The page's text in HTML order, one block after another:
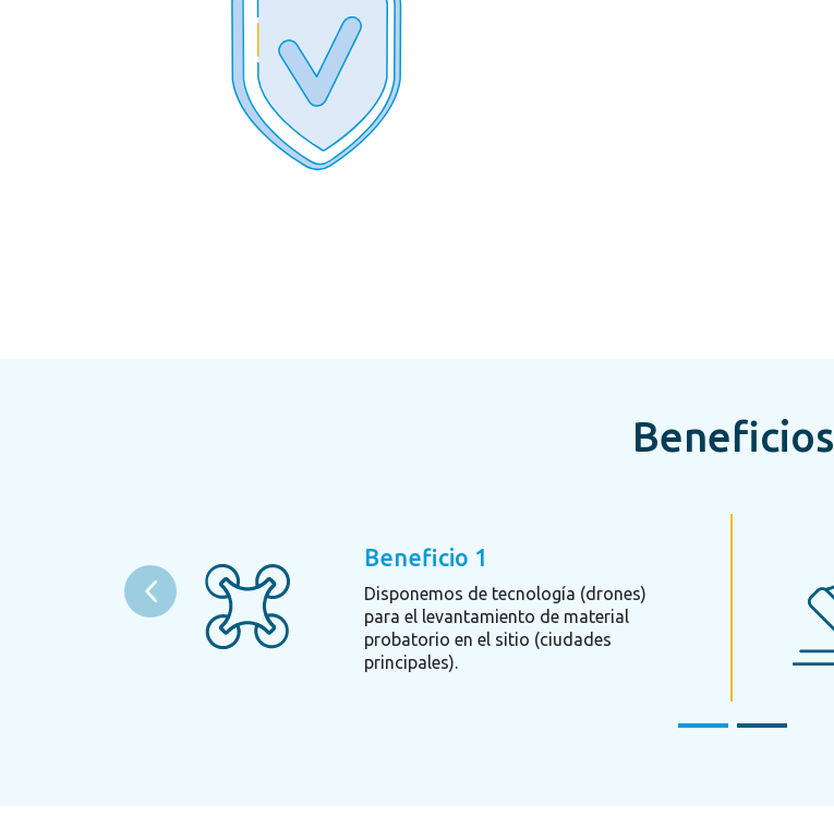
Beneficios
Beneficio 1
Disponemos de tecnología (drones)
para el levantamiento de material
probatorio en el sitio (ciudades
principales).